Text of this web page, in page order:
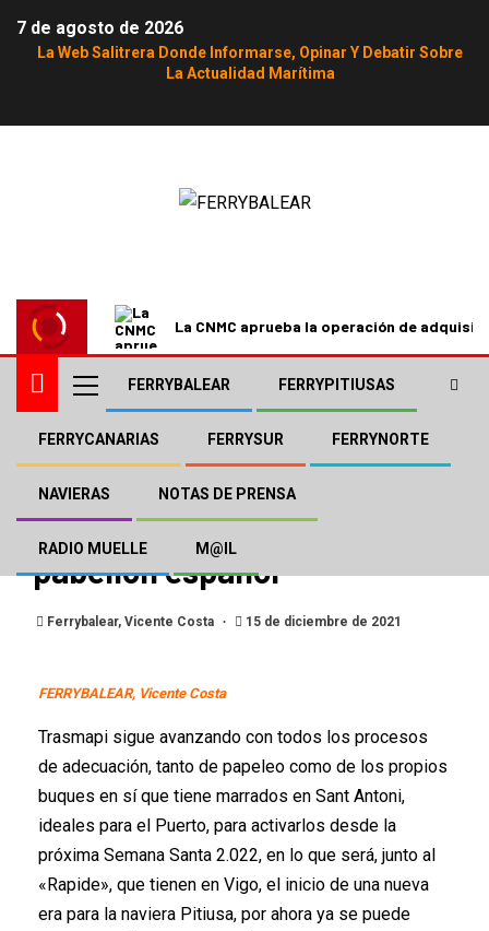
7 de agosto de 2026
La Web Salitrera Donde Informarse, Opinar Y Debatir Sobre
La Actualidad Marítima
La CNMC aprueba la operación de
FERRYBALEAR FERRYPITIUSAS
FERRYCANARIAS FERRYSUR FERRYNORTE
NAVIERAS NOTAS DE PRENSA
RADIO MUELLE M@IL
Los “Fairweather” y
“Chenega” de Trasmapi bajo
pabellón español
Ferrybalear, Vicente Costa 15 de diciembre de 2021
FERRYBALEAR, Vicente Costa
Trasmapi sigue avanzando con todos los procesos
de adecuación, tanto de papeleo como de los propios
buques en sí que tiene marrados en Sant Antoni,
ideales para el Puerto, para activarlos desde la
próxima Semana Santa 2.022, en lo que será, junto al
«Rapide», que tienen en Vigo, el inicio de una nueva
era para la naviera Pitiusa, por ahora ya se puede